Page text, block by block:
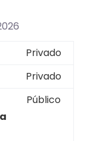
Privado
Privado
Público